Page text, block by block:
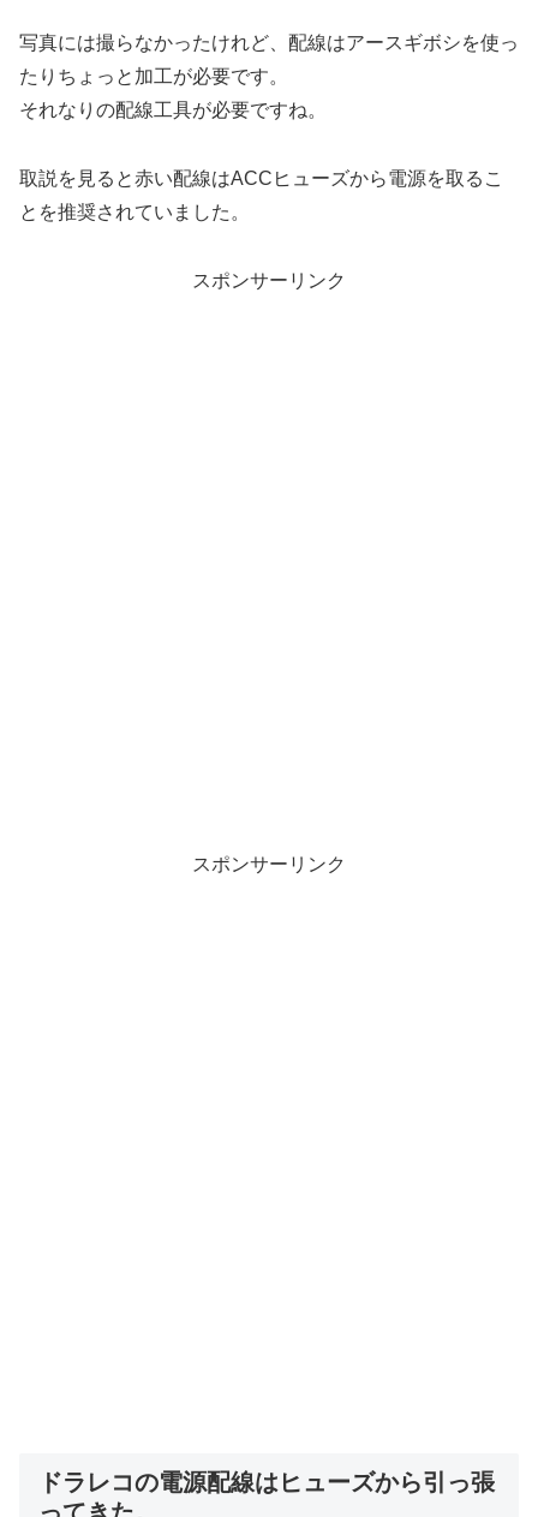
写真には撮らなかったけれど、配線はアースギボシを使っ
たりちょっと加工が必要です。
それなりの配線工具が必要ですね。
取説を見ると赤い配線はACCヒューズから電源を取るこ
とを推奨されていました。
スポンサーリンク
スポンサーリンク
ドラレコの電源配線はヒューズから引っ張